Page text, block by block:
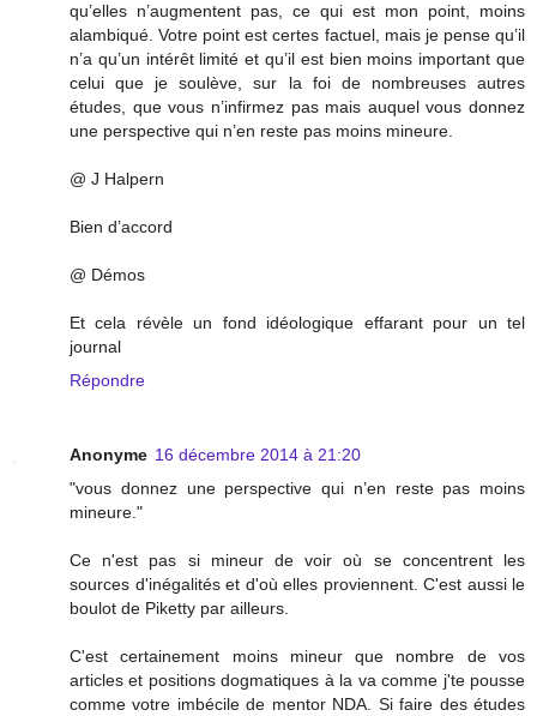
qu’elles n’augmentent pas, ce qui est mon point, moins
alambiqué. Votre point est certes factuel, mais je pense qu’il
n’a qu’un intérêt limité et qu’il est bien moins important que
celui que je soulève, sur la foi de nombreuses autres
études, que vous n’infirmez pas mais auquel vous donnez
une perspective qui n’en reste pas moins mineure.
@ J Halpern
Bien d’accord
@ Démos
Et cela révèle un fond idéologique effarant pour un tel
journal
Répondre
Anonyme 16 décembre 2014 à 21:20
"vous donnez une perspective qui n’en reste pas moins
mineure."
Ce n'est pas si mineur de voir où se concentrent les
sources d'inégalités et d'où elles proviennent. C'est aussi le
boulot de Piketty par ailleurs.
C'est certainement moins mineur que nombre de vos
articles et positions dogmatiques à la va comme j'te pousse
comme votre imbécile de mentor NDA. Si faire des études